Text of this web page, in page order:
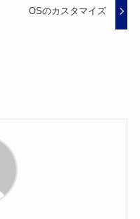
OSのカスタマイズ